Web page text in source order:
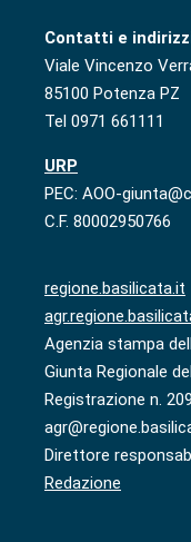
Contatti e
Viale Vincenzo
85100 Potenza PZ
Tel 0971 661111
URP
PEC: AOO-
C.F. 80002950766
regione.basilicata.it
Agenzia stampa
Giunta Regionale
Registrazione n.
Direttore
Redazione